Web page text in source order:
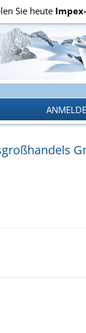
Sie heute